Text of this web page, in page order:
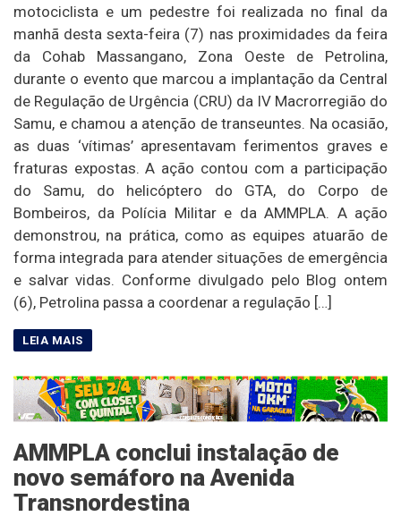
motociclista e um pedestre foi realizada no final da
manhã desta sexta-feira (7) nas proximidades da feira
da Cohab Massangano, Zona Oeste de Petrolina,
durante o evento que marcou a implantação da Central
de Regulação de Urgência (CRU) da IV Macrorregião do
Samu, e chamou a atenção de transeuntes. Na ocasião,
as duas ‘vítimas’ apresentavam ferimentos graves e
fraturas expostas. A ação contou com a participação
do Samu, do helicóptero do GTA, do Corpo de
Bombeiros, da Polícia Militar e da AMMPLA. A ação
demonstrou, na prática, como as equipes atuarão de
forma integrada para atender situações de emergência
e salvar vidas. Conforme divulgado pelo Blog ontem
(6), Petrolina passa a coordenar a regulação […]
AMMPLA conclui instalação de
novo semáforo na Avenida
Transnordestina